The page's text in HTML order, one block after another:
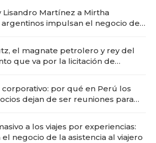
Lisandro Martínez a Mirtha
argentinos impulsan el negocio del
el magnate petrolero y rey del
que va por la licitación de
corporativo: por qué en Perú los
dejan de ser reuniones para
a los viajes por experiencias:
negocio de la asistencia al viajero